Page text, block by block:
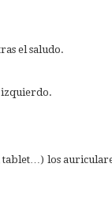
el saludo.
izquierdo.
los